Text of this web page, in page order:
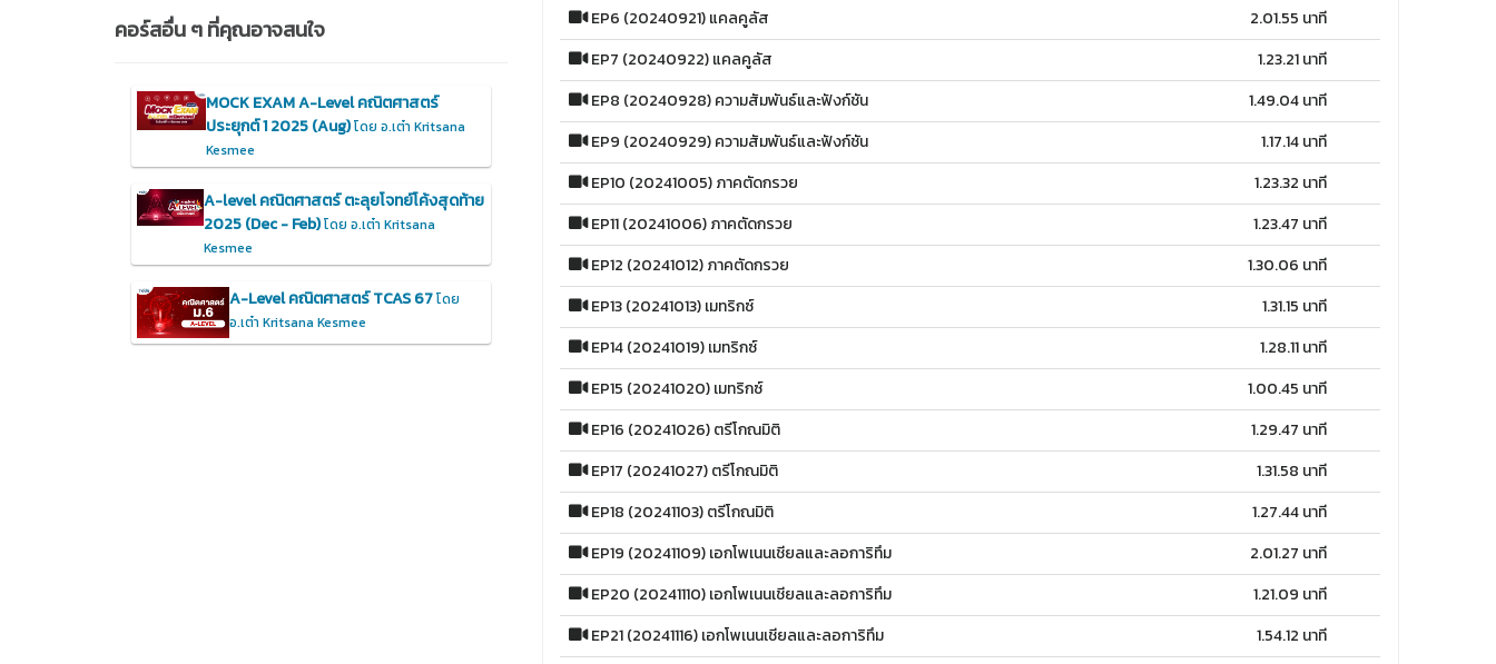
EP6 (20240921) แคลคูลัส
2.01.55 นาที
EP7 (20240922) แคลคูลัส
1.23.21 นาที
EP8 (20240928) ความสัมพันธ์และฟังก์ชัน
1.49.04 นาที
EP9 (20240929) ความสัมพันธ์และฟังก์ชัน
1.17.14 นาที
EP10 (20241005) ภาคตัดกรวย
1.23.32 นาที
EP11 (20241006) ภาคตัดกรวย
1.23.47 นาที
EP12 (20241012) ภาคตัดกรวย
1.30.06 นาที
EP13 (20241013) เมทริกซ์
1.31.15 นาที
EP14 (20241019) เมทริกซ์
1.28.11 นาที
EP15 (20241020) เมทริกซ์
1.00.45 นาที
EP16 (20241026) ตรีโกณมิติ
1.29.47 นาที
EP17 (20241027) ตรีโกณมิติ
1.31.58 นาที
EP18 (20241103) ตรีโกณมิติ
1.27.44 นาที
EP19 (20241109) เอกโพเนนเชียลและลอการิทึม
2.01.27 นาที
EP20 (20241110) เอกโพเนนเชียลและลอการิทึม
1.21.09 นาที
EP21 (20241116) เอกโพเนนเชียลและลอการิทึม
1.54.12 นาที
คอร์สอื่น ๆ ที่คุณอาจสนใจ
MOCK EXAM A-Level คณิตศาสตร์
ประยุกต์ 1 2025 (Aug)โดย อ.เต๋า Kritsana
Kesmee
A-level คณิตศาสตร์ ตะลุยโจทย์โค้งสุดท้าย
2025 (Dec - Feb)โดย อ.เต๋า Kritsana
Kesmee
A-Level คณิตศาสตร์ TCAS 67โดย
อ.เต๋า Kritsana Kesmee